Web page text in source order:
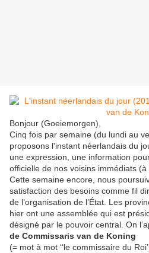
Bonjour (Goeiemorgen),
Cinq fois par semaine (du lundi au
proposons l'instant néerlandais du
une expression, une information
officielle de nos voisins immédiats (à
Cette semaine encore, nous
satisfaction des besoins comme fil
de l’organisation de l’État. Les
hier ont une assemblée qui est
désigné par le pouvoir central. On
de Commissaris van de Koning
(= mot à mot ‘‘le commissaire du